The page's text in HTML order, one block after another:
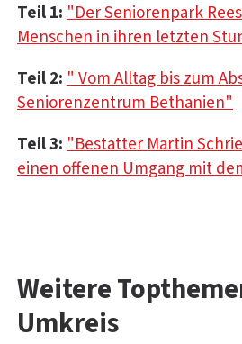
Teil 1:"Der Seniorenpark
Menschen in ihren letzten
Teil 2:" Vom Alltag bis zum
Seniorenzentrum Bethanien"
Teil 3:"Bestatter Martin
einen offenen Umgang mit
Weitere
Umkreis